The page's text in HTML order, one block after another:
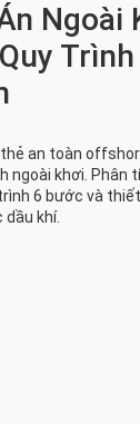
Ngoài
Trình
an toàn
ngoài khơi. Phân
6 bước và
khí.